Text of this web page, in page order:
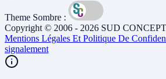
Theme Sombre :
Copyright © 2006 - 2026 SUD CONCEPT
Mentions Légales Et Politique De
signalement